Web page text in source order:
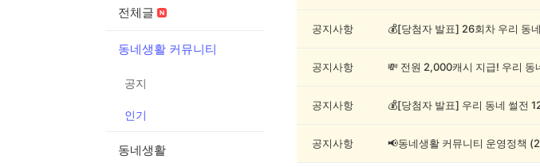
전체글
동네생활 커뮤니티
공지
인기
동네생활
공지사항
공지사항
공지사항
공지사항 📢동네생활 커뮤니티 운영정책